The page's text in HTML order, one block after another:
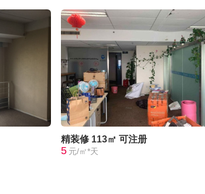
精装修 113㎡ 可注册
5 元/㎡*天